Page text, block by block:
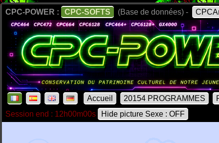
CPC-POWER : CPC-SOFTS (Base de données) -
Accueil 20154 PROGRAMMES
Session end : 12h00m00s
Hide picture Sexe : OFF